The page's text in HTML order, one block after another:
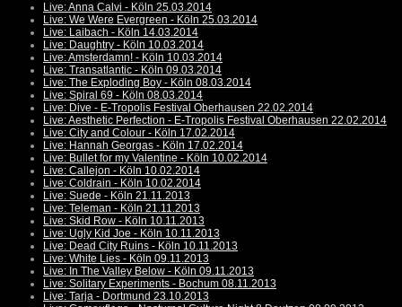
Live: Anna Calvi - Köln 25.03.2014
Live: We Were Evergreen - Köln 25.03.2014
Live: Laibach - Köln 14.03.2014
Live: Daughtry - Köln 10.03.2014
Live: Amsterdamn! - Köln 10.03.2014
Live: Transatlantic - Köln 09.03.2014
Live: The Exploding Boy - Köln 08.03.2014
Live: Spiral 69 - Köln 08.03.2014
Live: Dive - E-Tropolis Festival Oberhausen 22.02.2014
Live: Aesthetic Perfection - E-Tropolis Festival Oberhausen 22.02.2014
Live: City and Colour - Köln 17.02.2014
Live: Hannah Georgas - Köln 17.02.2014
Live: Bullet for my Valentine - Köln 10.02.2014
Live: Callejon - Köln 10.02.2014
Live: Coldrain - Köln 10.02.2014
Live: Suede - Köln 21.11.2013
Live: Teleman - Köln 21.11.2013
Live: Skid Row - Köln 10.11.2013
Live: Ugly Kid Joe - Köln 10.11.2013
Live: Dead City Ruins - Köln 10.11.2013
Live: White Lies - Köln 09.11.2013
Live: In The Valley Below - Köln 09.11.2013
Live: Solitary Experiments - Bochum 08.11.2013
Live: Tarja - Dortmund 23.10.2013